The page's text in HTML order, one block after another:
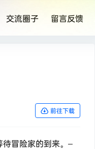
交流圈子 留言反馈
前往下载
冒险家的到来。–